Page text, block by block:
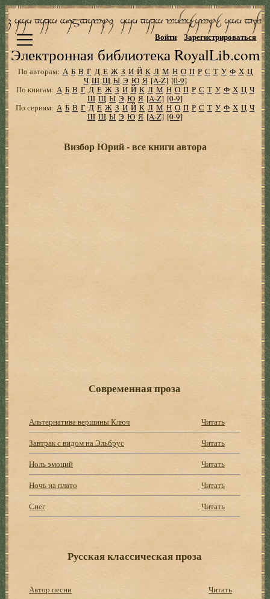
Электронная библиотека RoyalLib.com
Войти Зарегистрироваться
По авторам: А Б В Г Д Е Ж З И Й К Л М Н О П Р С Т У Ф Х Ц
Ч Ш Щ Ы Э Ю Я [A-Z] [0-9]
По книгам: А Б В Г Д Е Ж З И Й К Л М Н О П Р С Т У Ф Х Ц Ч
Ш Щ Ы Э Ю Я [A-Z] [0-9]
По сериям: А Б В Г Д Е Ж З И Й К Л М Н О П Р С Т У Ф Х Ц Ч
Ш Щ Ы Э Ю Я [A-Z] [0-9]
Визбор Юрий - все книги автора
Современная проза
Альтернатива вершины Ключ
Читать
Завтрак с видом на Эльбрус
Читать
Ноль эмоций
Читать
Ночь на плато
Читать
Снег
Читать
Русская классическая проза
Автор песни
Читать